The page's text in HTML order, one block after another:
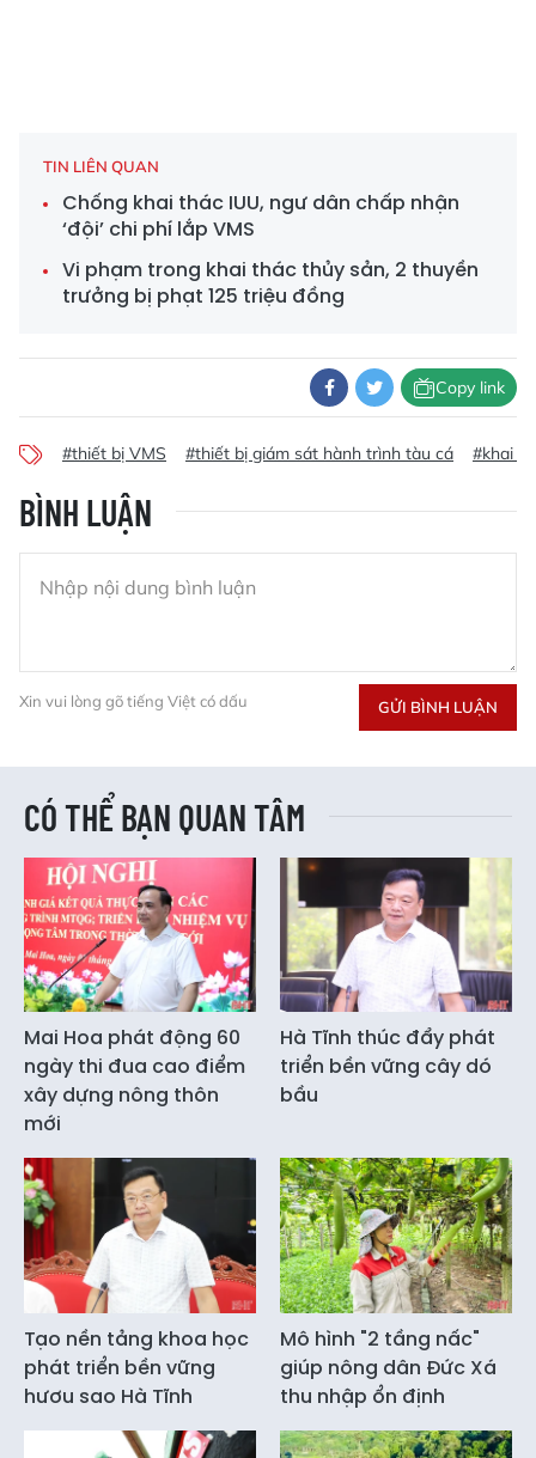
TIN LIÊN QUAN
Chống khai thác IUU, ngư dân chấp nhận
‘đội’ chi phí lắp VMS
Vi phạm trong khai thác thủy sản, 2 thuyền
trưởng bị phạt 125 triệu đồng
Copy link
#thiết bị VMS #thiết bị giám sát hành trình tàu cá #khai
BÌNH LUẬN
Xin vui lòng gõ tiếng Việt có dấu GỬI BÌNH LUẬN
CÓ THỂ BẠN QUAN TÂM
Mai Hoa phát động 60
ngày thi đua cao điểm
xây dựng nông thôn
mới
Hà Tĩnh thúc đẩy phát
triển bền vững cây dó
bầu
Tạo nền tảng khoa học
phát triển bền vững
hươu sao Hà Tĩnh
Mô hình "2 tầng nấc"
giúp nông dân Đức Xá
thu nhập ổn định